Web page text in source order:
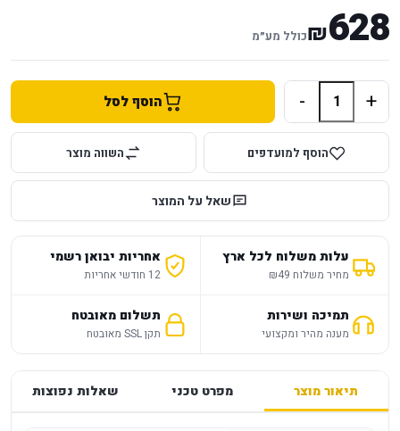
628
₪כולל מע״מ
+
- הוסף לסל
הוסף למועדפים השווה מוצר
שאל על המוצר
עלות משלוח לכל ארץ
מחיר משלוח ₪49
אחריות יבואן רשמי
12 חודשי אחריות
תמיכה ושירות
מענה מהיר ומקצועי
תשלום מאובטח
תקן SSL מאובטח
תיאור מוצר מפרט טכני שאלות נפוצות